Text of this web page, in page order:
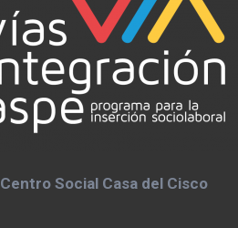
Centro Social Casa del Cisco